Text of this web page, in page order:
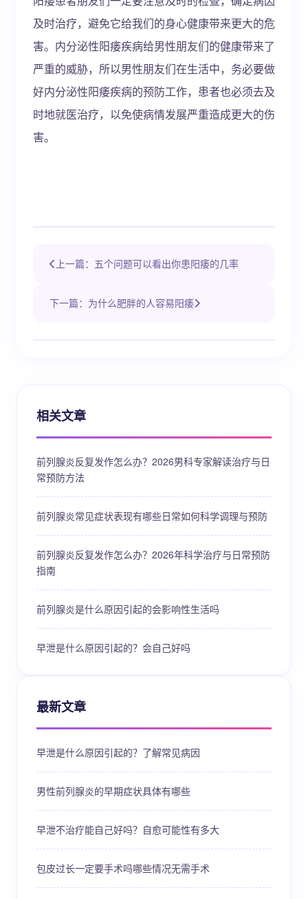
及时治疗，避免它给我们的身心健康带来更大的危
害。内分泌性阳痿疾病给男性朋友们的健康带来了
严重的威胁，所以男性朋友们在生活中，务必要做
好内分泌性阳痿疾病的预防工作，患者也必须去及
时地就医治疗，以免使病情发展严重造成更大的伤
害。
上一篇：五个问题可以看出你患阳痿的几率
下一篇：为什么肥胖的人容易阳痿
相关文章
前列腺炎反复发作怎么办？2026男科专家解读治疗与日
常预防方法
前列腺炎常见症状表现有哪些日常如何科学调理与预防
前列腺炎反复发作怎么办？2026年科学治疗与日常预防
指南
前列腺炎是什么原因引起的会影响性生活吗
早泄是什么原因引起的？会自己好吗
最新文章
早泄是什么原因引起的？了解常见病因
男性前列腺炎的早期症状具体有哪些
早泄不治疗能自己好吗？自愈可能性有多大
包皮过长一定要手术吗哪些情况无需手术